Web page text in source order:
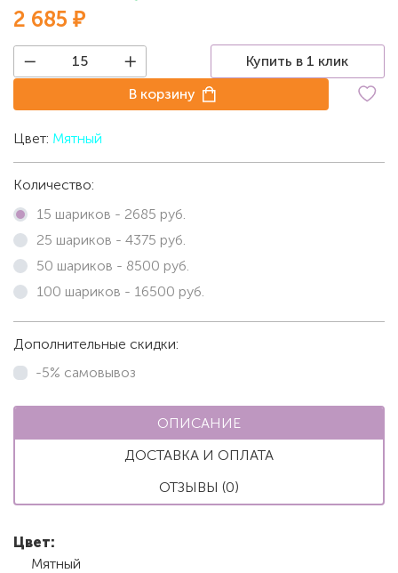
2 685 ₽
Купить в 1 клик
В корзину
Цвет: Мятный
Количество:
15 шариков - 2685 руб.
25 шариков - 4375 руб.
50 шариков - 8500 руб.
100 шариков - 16500 руб.
Дополнительные скидки:
-5% самовывоз
ОПИСАНИЕ
ДОСТАВКА И ОПЛАТА
ОТЗЫВЫ (0)
Цвет:
Мятный